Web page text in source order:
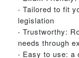
‧ Tailored to fit
legislation
‧ Trustworthy:
needs through
‧ Easy to use: